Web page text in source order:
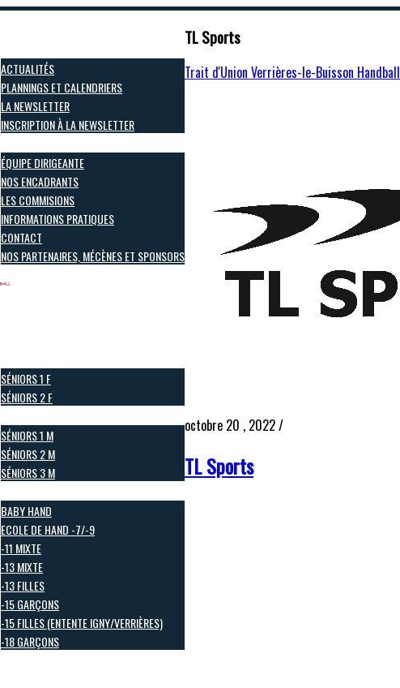
ACTUALITÉS
PLANNINGS ET CALENDRIERS
LA NEWSLETTER
INSCRIPTION À LA NEWSLETTER
ÉQUIPE DIRIGEANTE
NOS ENCADRANTS
LES COMMISIONS
INFORMATIONS PRATIQUES
CONTACT
NOS PARTENAIRES, MÉCÈNES ET SPONSORS
SÉNIORS 1 F
SÉNIORS 2 F
SÉNIORS 1 M
SÉNIORS 2 M
SÉNIORS 3 M
BABY HAND
ECOLE DE HAND -7/-9
-11 MIXTE
-13 MIXTE
-13 FILLES
-15 GARÇONS
-15 FILLES (ENTENTE IGNY/VERRIÈRES)
-18 GARÇONS
TL Sports
Trait d'Union Verrières-le-Buisson Handball
octobre 20 , 2022/
TL Sports